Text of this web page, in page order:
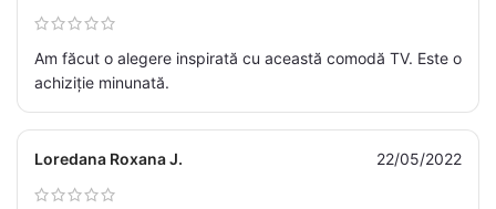
Am făcut o alegere inspirată cu această comodă TV. Este o
achiziție minunată.
Loredana Roxana J. 22/05/2022